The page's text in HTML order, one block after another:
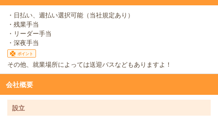
・日払い、週払い選択可能（当社規定あり）
・残業手当
・リーダー手当
・深夜手当
ポイント
その他、就業場所によっては送迎バスなどもありますよ！
会社概要
設立